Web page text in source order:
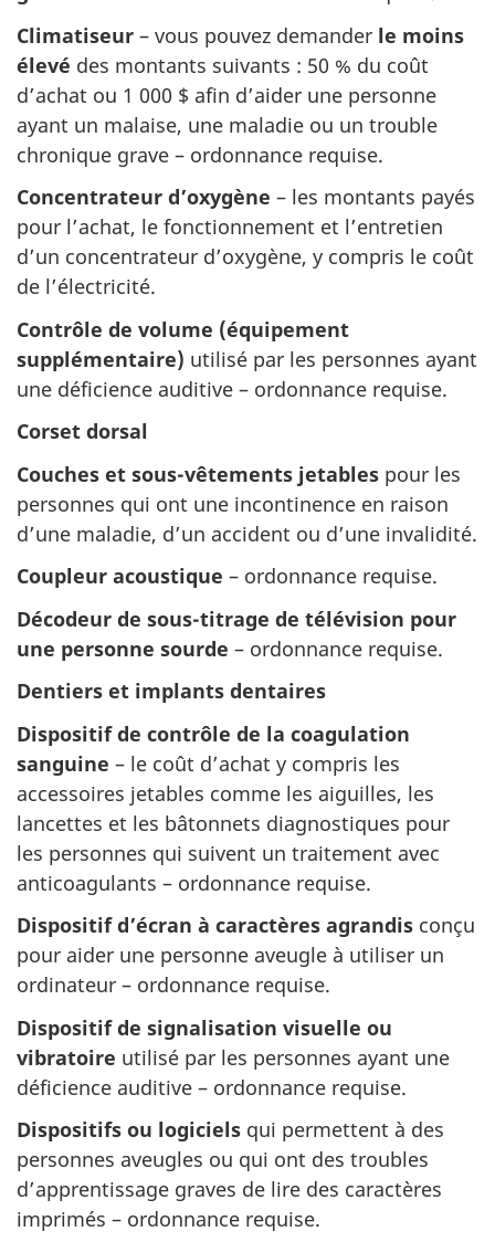
Climatiseur – vous pouvez demander le moins
élevé des montants suivants : 50 % du coût
d’achat ou 1 000 $ afin d’aider une personne
ayant un malaise, une maladie ou un trouble
chronique grave – ordonnance requise.
Concentrateur d’oxygène – les montants payés
pour l’achat, le fonctionnement et l’entretien
d’un concentrateur d’oxygène, y compris le coût
de l’électricité.
Contrôle de volume (équipement
supplémentaire) utilisé par les personnes ayant
une déficience auditive – ordonnance requise.
Corset dorsal
Couches et sous-vêtements jetables pour les
personnes qui ont une incontinence en raison
d’une maladie, d’un accident ou d’une invalidité.
Coupleur acoustique – ordonnance requise.
Décodeur de sous-titrage de télévision pour
une personne sourde – ordonnance requise.
Dentiers et implants dentaires
Dispositif de contrôle de la coagulation
sanguine – le coût d’achat y compris les
accessoires jetables comme les aiguilles, les
lancettes et les bâtonnets diagnostiques pour
les personnes qui suivent un traitement avec
anticoagulants – ordonnance requise.
Dispositif d’écran à caractères agrandis conçu
pour aider une personne aveugle à utiliser un
ordinateur – ordonnance requise.
Dispositif de signalisation visuelle ou
vibratoire utilisé par les personnes ayant une
déficience auditive – ordonnance requise.
Dispositifs ou logiciels qui permettent à des
personnes aveugles ou qui ont des troubles
d’apprentissage graves de lire des caractères
imprimés – ordonnance requise.